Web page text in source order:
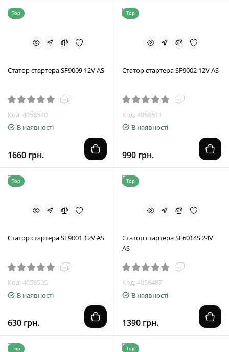
Top
Статор стартера SF9009 12V AS
Код: 4058540
В наявності
1660 грн.
Top
Статор стартера SF9002 12V AS
Код: 4058511
В наявності
990 грн.
Top
Статор стартера SF9001 12V AS
Код: 4058505
В наявності
630 грн.
Top
Статор стартера SF6014S 24V
AS
Код: 4058487
В наявності
1390 грн.
Top Top